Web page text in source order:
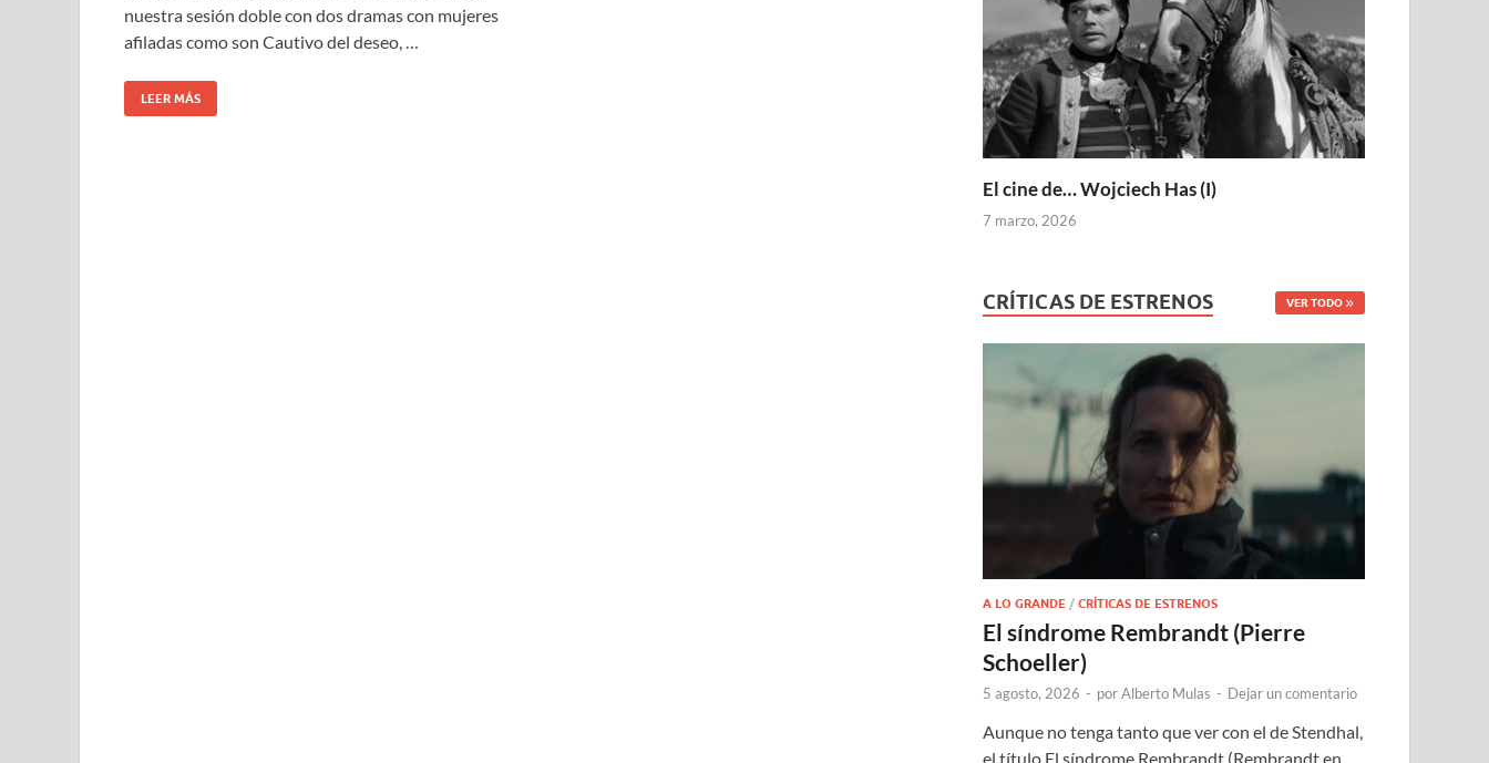
nuestra sesión doble con dos dramas con mujeres
afiladas como son Cautivo del deseo, …
LEER MÁS
El cine de… Wojciech Has (I)
7 marzo, 2026
CRÍTICAS DE ESTRENOS VER TODO
A LO GRANDE /CRÍTICAS DE ESTRENOS
El síndrome Rembrandt (Pierre
Schoeller)
5 agosto, 2026 - porAlberto Mulas - Dejar un comentario
Aunque no tenga tanto que ver con el de Stendhal,
el título El síndrome Rembrandt (Rembrandt en